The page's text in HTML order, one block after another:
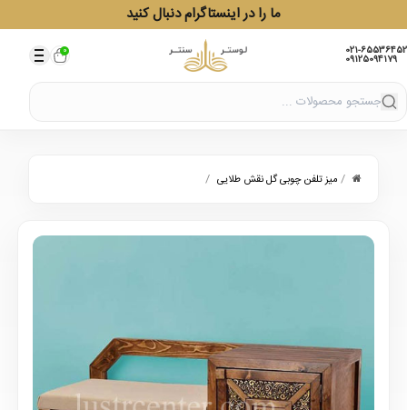
ما را در اینستاگرام دنبال کنید
021-65536452
09125094179
0
/ میز تلفن چوبی گل نقش طلایی /